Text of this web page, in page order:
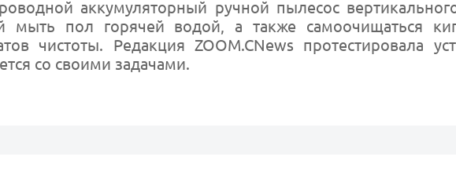
аккумуляторный ручной пылесос
мыть пол горячей водой, а также самоочищаться
чистоты. Редакция ZOOM.CNews протестировала
со своими задачами.